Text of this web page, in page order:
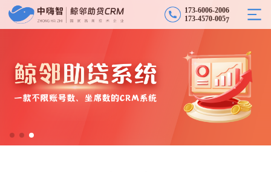
173-6006-2006
173-4570-0057